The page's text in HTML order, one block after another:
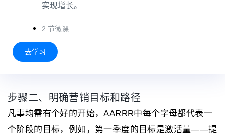
实现增长。
2 节微课
去学习
步骤二、明确营销目标和路径
凡事均需有个好的开始，AARRR中每个字母都代表一
个阶段的目标，例如，第一季度的目标是激活量——提